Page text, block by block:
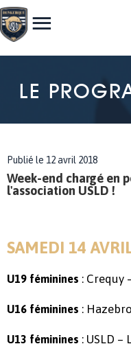
LE
Publié le 12 avril 2018
Week-end chargé en
l'association USLD !
SAMEDI 14
U19 féminines : Crequy
U16 féminines :
U13 féminines : USLD –